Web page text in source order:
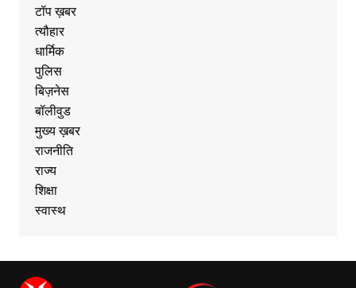
टॉप ख़बर
त्यौहार
धार्मिक
पुलिस
बिज़नेस
बॉलीवुड
मुख्य ख़बर
राजनीति
राज्य
शिक्षा
स्वास्थ